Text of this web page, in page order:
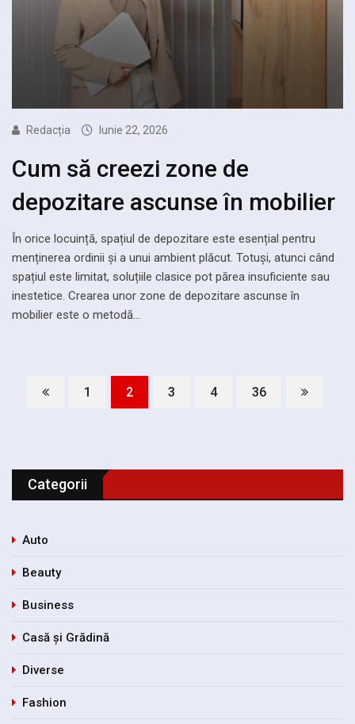
Redacția Iunie 22, 2026
Cum să creezi zone de
depozitare ascunse în mobilier
În orice locuință, spațiul de depozitare este esențial pentru
menținerea ordinii și a unui ambient plăcut. Totuși, atunci când
spațiul este limitat, soluțiile clasice pot părea insuficiente sau
inestetice. Crearea unor zone de depozitare ascunse în
mobilier este o metodă…
1 2 3 4 36
Categorii
Auto
Beauty
Business
Casă și Grădină
Diverse
Fashion